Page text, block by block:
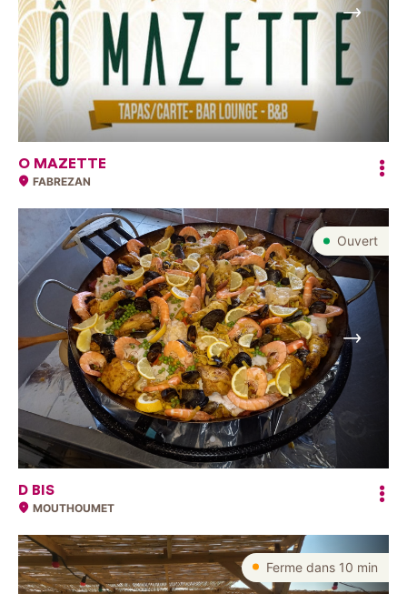
Suivant
O MAZETTE
FABREZAN
Ouvert
Suivant
D BIS
MOUTHOUMET
Ferme dans 10 min